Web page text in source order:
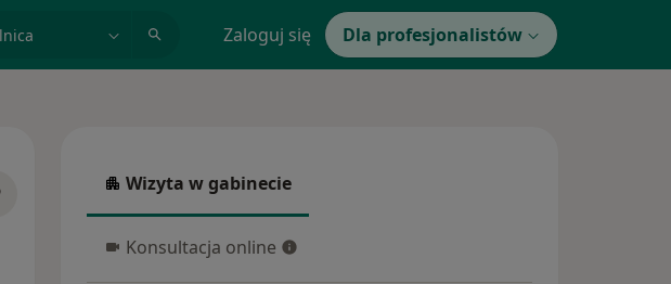
Zaloguj się Dla profesjonalistów
Wizyta w gabinecie
Wizyta w gabinecie
Konsultacja online
Konsultacja online